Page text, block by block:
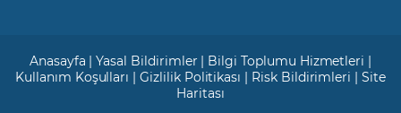
Anasayfa |Yasal Bildirimler | Bilgi Toplumu Hizmetleri |
Kullanım Koşulları |Gizlilik Politikası | Risk Bildirimleri |Site
Haritası